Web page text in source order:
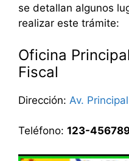
se detallan algunos
realizar este trámite:
Oficina
Fiscal
Dirección: Av.
Teléfono: 123-